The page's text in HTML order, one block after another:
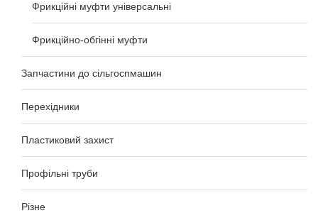
Фрикційні муфти універсальні
Фрикційно-обгінні муфти
Запчастини до сільгоспмашин
Перехідники
Пластиковий захист
Профільні труби
Різне